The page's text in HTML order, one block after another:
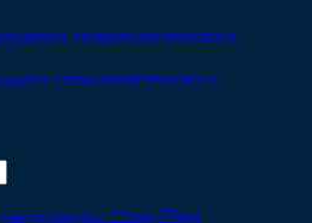
стоматологического